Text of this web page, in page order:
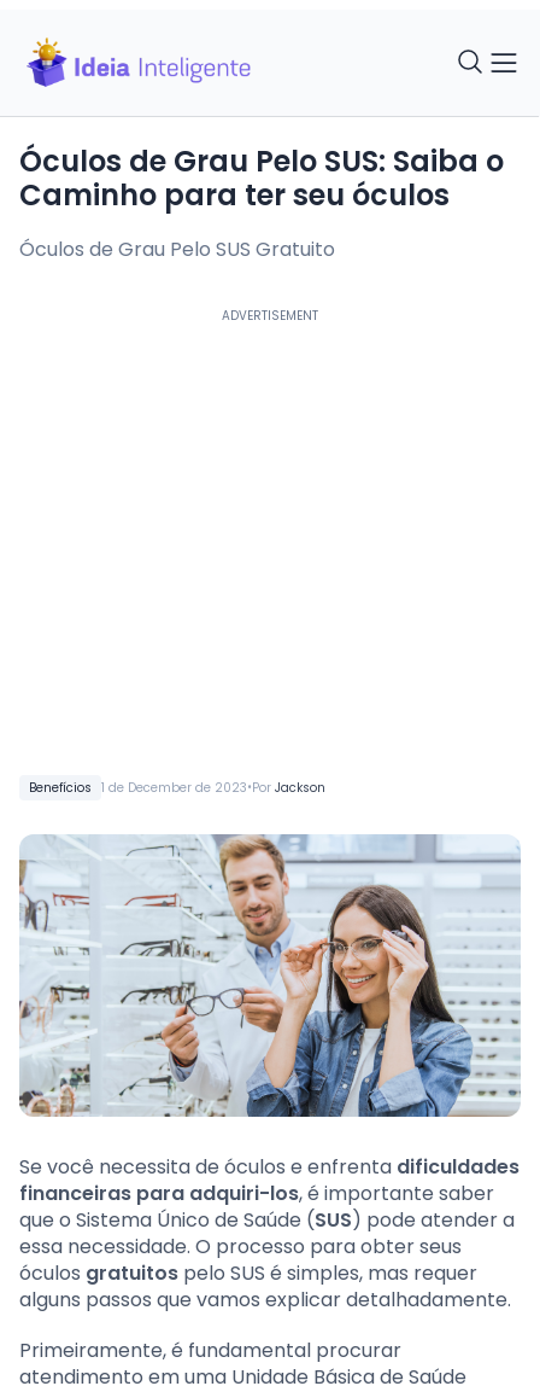
Benefícios 1 de December de 2023•Por Jackson
Óculos de Grau Pelo SUS: Saiba o
Caminho para ter seu óculos
Óculos de Grau Pelo SUS Gratuito
ADVERTISEMENT
Se você necessita de óculos e enfrenta dificuldades
financeiras para adquiri-los, é importante saber
que o Sistema Único de Saúde (SUS) pode atender a
essa necessidade. O processo para obter seus
óculos gratuitos pelo SUS é simples, mas requer
alguns passos que vamos explicar detalhadamente.
Primeiramente, é fundamental procurar
atendimento em uma Unidade Básica de Saúde